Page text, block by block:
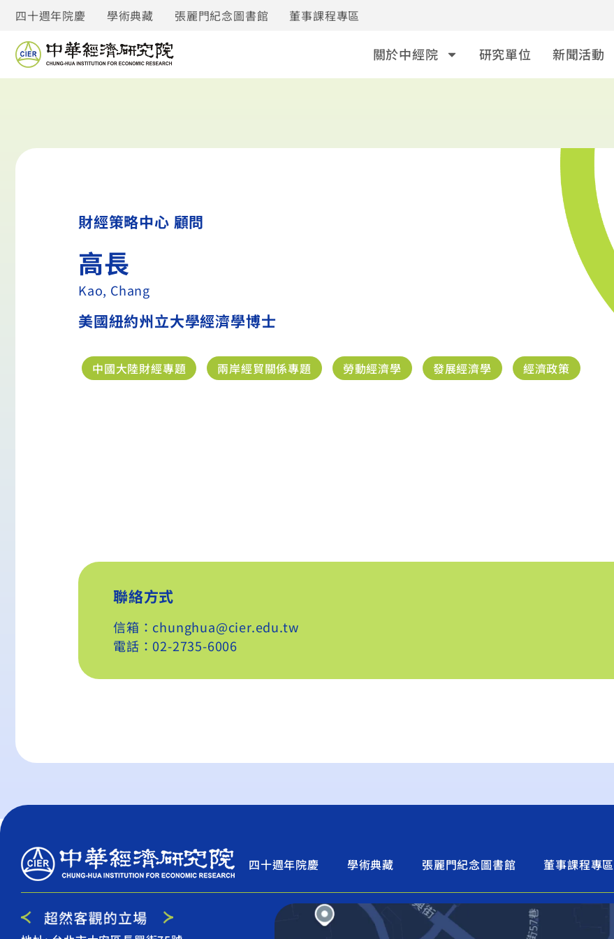
四十週年院慶 學術典藏 張麗門紀念圖書館 董事課程專區
關於中經院 研究單位 新聞活動
財經策略中心 顧問
高長
Kao, Chang
美國紐約州立大學經濟學博士
中國大陸財經專題 兩岸經貿關係專題 勞動經濟學 發展經濟學 經濟政策
聯絡方式
信箱：chunghua@cier.edu.tw
電話：02-2735-6006
四十週年院慶 學術典藏 張麗門紀念圖書館 董事課程專區